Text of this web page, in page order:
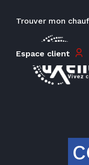
Trouver mon
Espace client